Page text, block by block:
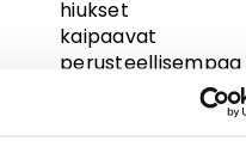
hiukset
kaipaavat
perusteellisempaa